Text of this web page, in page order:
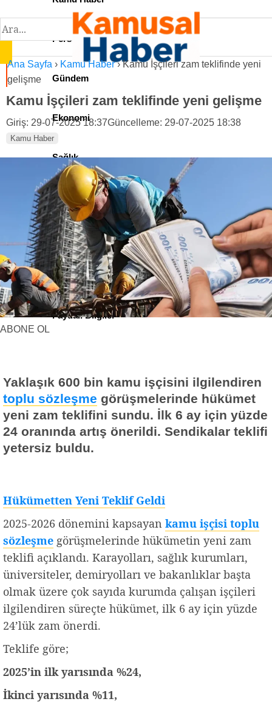
Personel İlan
Gündem
Ekonomi
Sağlık
Teknoloji
Spor
Yerel Haberler
Faydalı Bilgiler
Ana Sayfa › Kamu Haber›Kamu İşçileri zam teklifinde yeni
gelişme
Kamu İşçileri zam teklifinde yeni gelişme
Giriş: 29-07-2025 18:37Güncelleme: 29-07-2025 18:38
Kamu Haber
ABONE OL
Yaklaşık 600 bin kamu işçisini ilgilendiren
toplu sözleşme görüşmelerinde hükümet
yeni zam teklifini sundu. İlk 6 ay için yüzde
24 oranında artış önerildi. Sendikalar teklifi
yetersiz buldu.
Hükümetten Yeni Teklif Geldi
2025-2026 dönemini kapsayan kamu işçisi toplu
sözleşme görüşmelerinde hükümetin yeni zam
teklifi açıklandı. Karayolları, sağlık kurumları,
üniversiteler, demiryolları ve bakanlıklar başta
olmak üzere çok sayıda kurumda çalışan işçileri
ilgilendiren süreçte hükümet, ilk 6 ay için yüzde
24’lük zam önerdi.
Teklife göre;
2025’in ilk yarısında %24,
İkinci yarısında %11,